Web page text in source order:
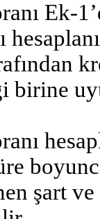
Ek-
birine
şart